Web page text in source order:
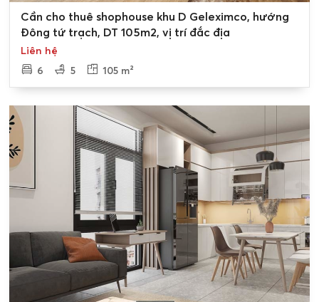
Cần cho thuê shophouse khu D Geleximco, hướng
Đông tứ trạch, DT 105m2, vị trí đắc địa
Liên hệ
6
5 105 m²